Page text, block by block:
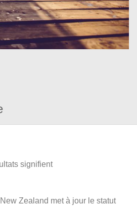
signifient
Zealand met à jour le statut